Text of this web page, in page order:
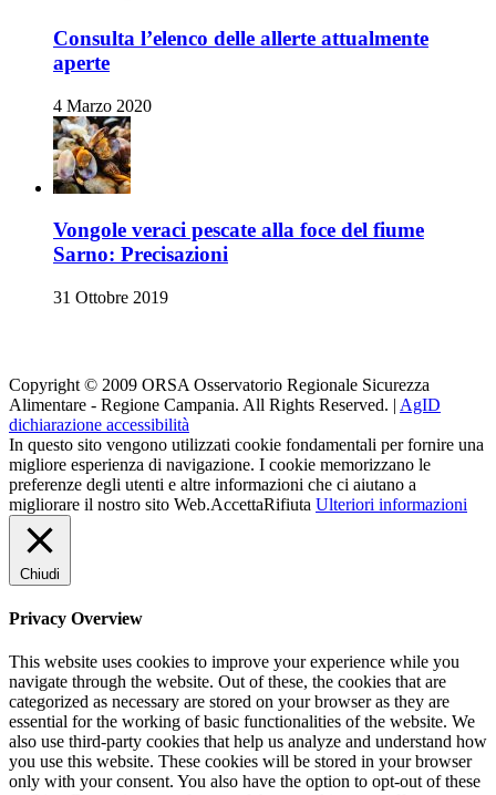
Consulta l’elenco delle allerte attualmente
aperte
4 Marzo 2020
Vongole veraci pescate alla foce del fiume
Sarno: Precisazioni
31 Ottobre 2019
Copyright © 2009 ORSA Osservatorio Regionale Sicurezza
Alimentare - Regione Campania. All Rights Reserved. | AgID
dichiarazione accessibilità
In questo sito vengono utilizzati cookie fondamentali per fornire una
migliore esperienza di navigazione. I cookie memorizzano le
preferenze degli utenti e altre informazioni che ci aiutano a
migliorare il nostro sito Web.AccettaRifiuta Ulteriori informazioni
Chiudi
Privacy Overview
This website uses cookies to improve your experience while you
navigate through the website. Out of these, the cookies that are
categorized as necessary are stored on your browser as they are
essential for the working of basic functionalities of the website. We
also use third-party cookies that help us analyze and understand how
you use this website. These cookies will be stored in your browser
only with your consent. You also have the option to opt-out of these